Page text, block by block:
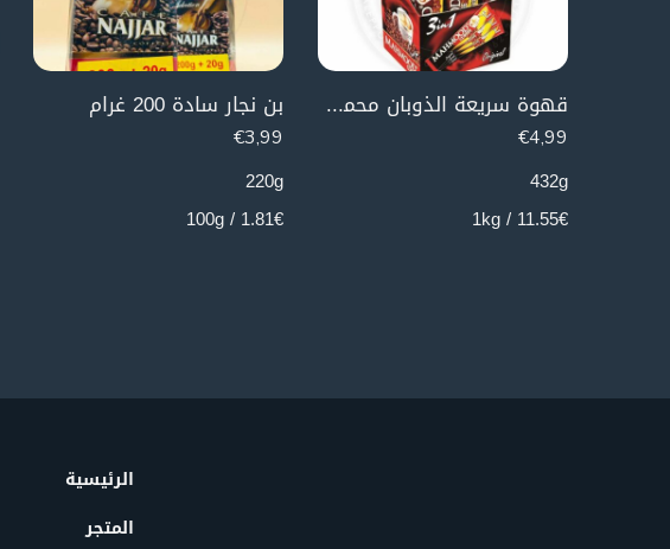
قهوة سريعة الذوبان محمود 3 ب 1 (علبة)
€4,99
432g
11.55€ / 1kg
بن نجار سادة 200 غرام
€3,99
220g
1.81€ / 100g
الرئيسية
المتجر